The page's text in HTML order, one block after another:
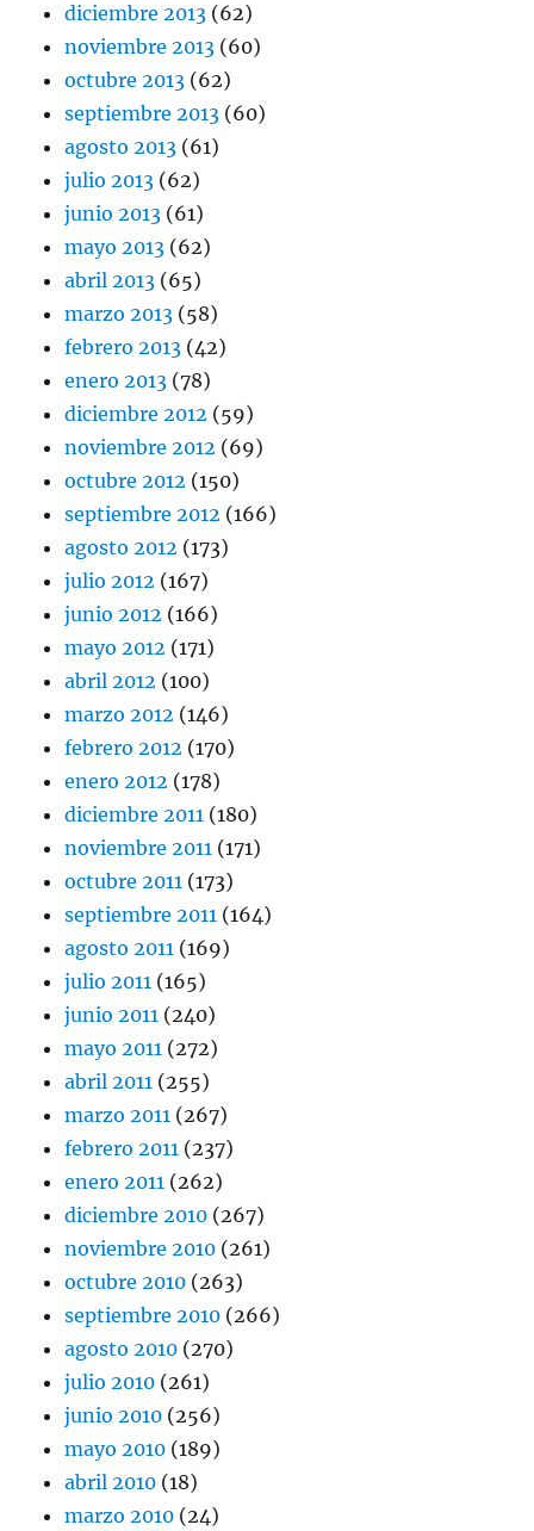
diciembre 2013 (62)
noviembre 2013 (60)
octubre 2013 (62)
septiembre 2013 (60)
agosto 2013 (61)
julio 2013 (62)
junio 2013 (61)
mayo 2013 (62)
abril 2013 (65)
marzo 2013 (58)
febrero 2013 (42)
enero 2013 (78)
diciembre 2012 (59)
noviembre 2012 (69)
octubre 2012 (150)
septiembre 2012 (166)
agosto 2012 (173)
julio 2012 (167)
junio 2012 (166)
mayo 2012 (171)
abril 2012 (100)
marzo 2012 (146)
febrero 2012 (170)
enero 2012 (178)
diciembre 2011 (180)
noviembre 2011 (171)
octubre 2011 (173)
septiembre 2011 (164)
agosto 2011 (169)
julio 2011 (165)
junio 2011 (240)
mayo 2011 (272)
abril 2011 (255)
marzo 2011 (267)
febrero 2011 (237)
enero 2011 (262)
diciembre 2010 (267)
noviembre 2010 (261)
octubre 2010 (263)
septiembre 2010 (266)
agosto 2010 (270)
julio 2010 (261)
junio 2010 (256)
mayo 2010 (189)
abril 2010 (18)
marzo 2010 (24)